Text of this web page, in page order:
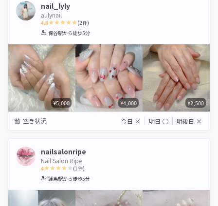
nail_lyly
aulynail
4.8
1 2 3 4 5
(2件)
保谷駅から徒歩5分
¥5,000 ¥4,000 ¥2,500
空き状況 今日 × 明日 ◯ 明後日 ×
nailsalonripe
Nail Salon Ripe
4
1 2 3 4 5
(1件)
練馬駅から徒歩5分